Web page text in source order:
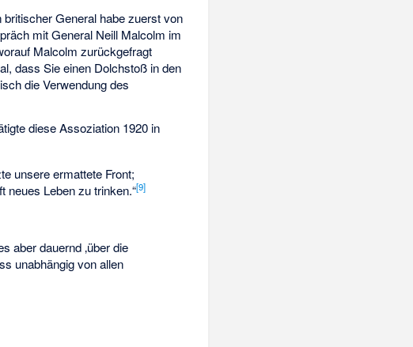
General habe zuerst von
mit General Neill Malcolm im
Malcolm zurückgefragt
dass Sie einen Dolchstoß in den
die Verwendung des
diese Assoziation 1920 in
unsere ermattete Front;
neues Leben zu trinken.“[9]
aber dauernd ‚über die
unabhängig von allen